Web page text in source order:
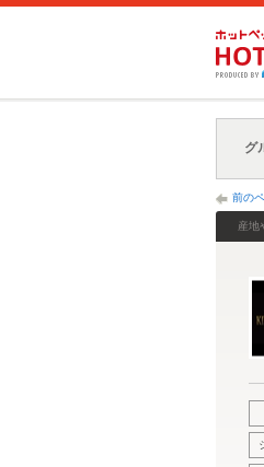
グ
前の
産地